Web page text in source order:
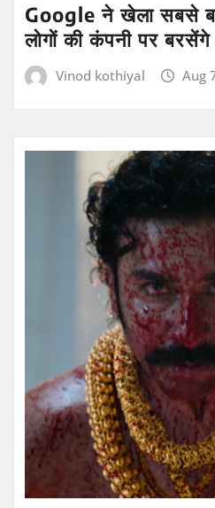
Google ने खेला सबसे
लोगों की कंपनी पर
Vinod kothiyal Aug